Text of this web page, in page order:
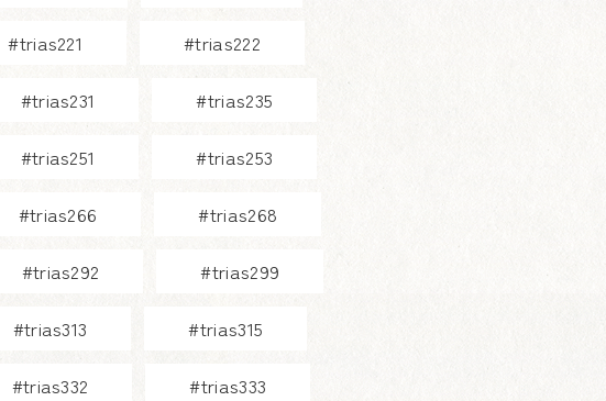
#trias221 #trias222
#trias231 #trias235
#trias251 #trias253
#trias266 #trias268
#trias292 #trias299
#trias313 #trias315
#trias332 #trias333